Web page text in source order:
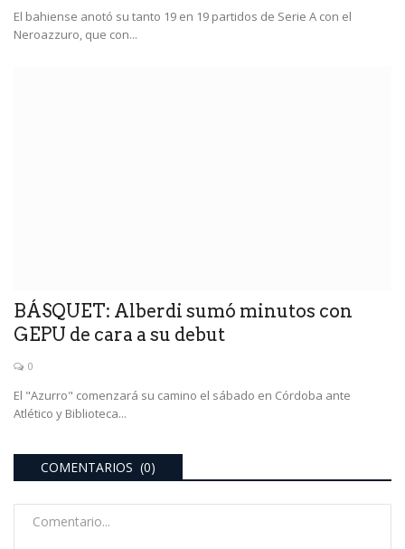
El bahiense anotó su tanto 19 en 19 partidos de Serie A con el
Neroazzuro, que con...
BÁSQUET: Alberdi sumó minutos con
GEPU de cara a su debut
0
El "Azurro" comenzará su camino el sábado en Córdoba ante
Atlético y Biblioteca...
COMENTARIOS (0)